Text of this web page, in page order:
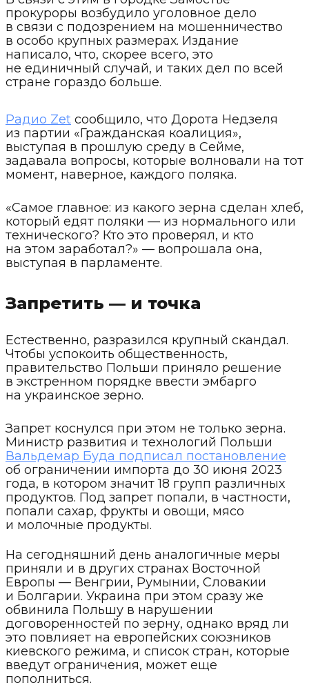
прокуроры возбудило уголовное дело
в связи с подозрением на мошенничество
в особо крупных размерах. Издание
написало, что, скорее всего, это
не единичный случай, и таких дел по всей
стране гораздо больше.
Радио Zet сообщило, что Дорота Недзеля
из партии «Гражданская коалиция»,
выступая в прошлую среду в Сейме,
задавала вопросы, которые волновали на тот
момент, наверное, каждого поляка.
«Самое главное: из какого зерна сделан хлеб,
который едят поляки — из нормального или
технического? Кто это проверял, и кто
на этом заработал?» — вопрошала она,
выступая в парламенте.
Запретить — и точка
Естественно, разразился крупный скандал.
Чтобы успокоить общественность,
правительство Польши приняло решение
в экстренном порядке ввести эмбарго
на украинское зерно.
Запрет коснулся при этом не только зерна.
Министр развития и технологий Польши
Вальдемар Буда подписал постановление
об ограничении импорта до 30 июня 2023
года, в котором значит 18 групп различных
продуктов. Под запрет попали, в частности,
попали сахар, фрукты и овощи, мясо
и молочные продукты.
На сегодняшний день аналогичные меры
приняли и в других странах Восточной
Европы — Венгрии, Румынии, Словакии
и Болгарии. Украина при этом сразу же
обвинила Польшу в нарушении
договоренностей по зерну, однако вряд ли
это повлияет на европейских союзников
киевского режима, и список стран, которые
введут ограничения, может еще
пополниться.